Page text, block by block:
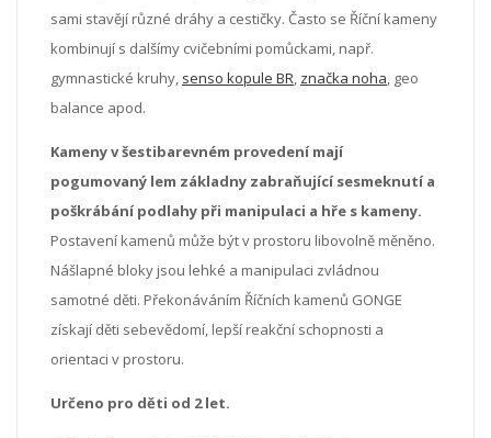
sami stavějí různé dráhy a cestičky. Často se Říční kameny
kombinují s dalšímy cvičebními pomůckami, např.
gymnastické kruhy, senso kopule BR, značka noha, geo
balance apod.
Kameny v šestibarevném provedení mají
pogumovaný lem základny zabraňující sesmeknutí a
poškrábání podlahy při manipulaci a hře s kameny.
Postavení kamenů může být v prostoru libovolně měněno.
Nášlapné bloky jsou lehké a manipulaci zvládnou
samotné děti. Překonáváním Říčních kamenů GONGE
získají děti sebevědomí, lepší reakční schopnosti a
orientaci v prostoru.
Určeno pro děti od 2 let.